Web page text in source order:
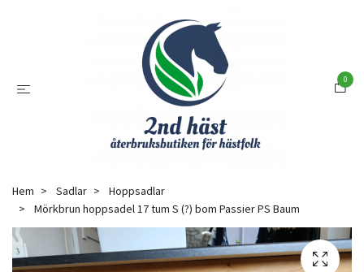
0
Hem Sadlar
Hoppsadlar
Mörkbrun hoppsadel 17 tum S (?) bom Passier PS Baum